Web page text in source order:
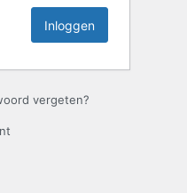
vergeten?